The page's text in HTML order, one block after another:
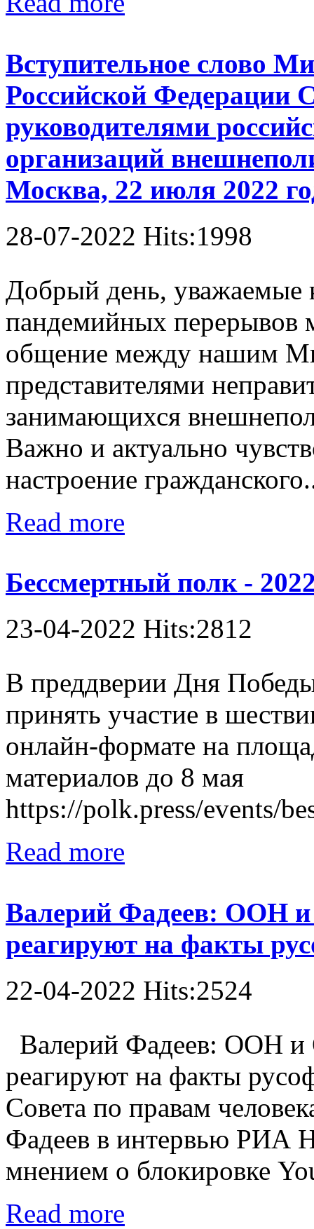
Вступительное слово
Российской Федерации
руководителями
организаций
Москва, 22 июля 2022
28-07-2022 Hits:1998
Добрый день, уважаемые
пандемийных перерывов
общение между нашим
представителями
занимающихся
Важно и актуально
настроение
Read more
Бессмертный полк -
23-04-2022 Hits:2812
В преддверии Дня
принять участие в
онлайн-формате на
материалов до 8 мая
https://polk.press/events/
Read more
Валерий Фадеев: ООН и
реагируют на факты
22-04-2022 Hits:2524
Валерий Фадеев: ООН и
реагируют на факты
Совета по правам
Фадеев в интервью РИА
мнением о блокировке
Read more